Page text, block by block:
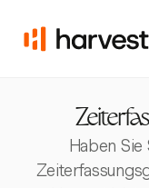
Haben